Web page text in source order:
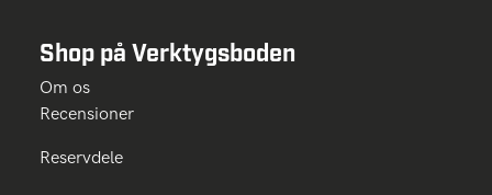
Shop på Verktygsboden
Om os
Recensioner
Reservdele